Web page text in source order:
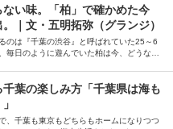
い味。「柏」で確かめた今
｜文・五明拓弥（グランジ）
のは『千葉の渋谷』と呼ばれていた25～6
毎日のように遊んでいた柏は今、どうなっ
ただきました。
葉の楽しみ方「千葉県は海も
、千葉も東京もどちらもホームになりつつ